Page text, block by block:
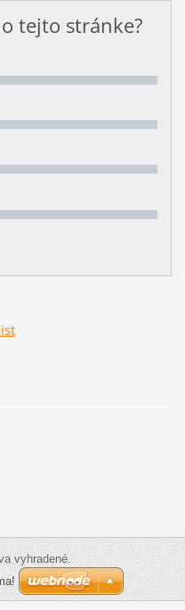
tejto stránke?
vyhradené.